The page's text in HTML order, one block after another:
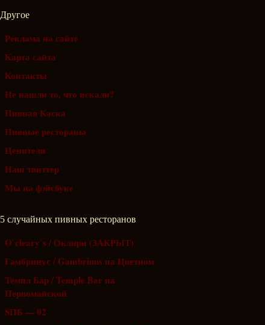
Другое
Реклама на сайте
Карта сайта
Контакты
Не нашли то, что искали?
Пивная Каска
Пивные рестораны
Ценители
Наш твиттер
Мы на фэйсбуке
5 случайных пивных ресторанов
O`cleary`s / Оклири (ЗАКРЫТ)
Гамбринус / Gambrinus на Цветном
Темпл Бар / Temple Bar на
Первомайской
SПБ — 02